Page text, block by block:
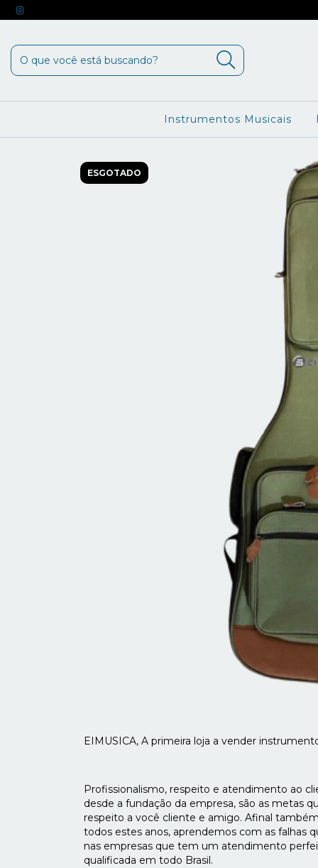
Instrumentos Musicais
ESGOTADO
EIMUSICA, A primeira loja a vender
Profissionalismo, respeito e atendimento ao
desde a fundação da empresa, são as metas
respeito a você cliente e amigo. Afinal
todos estes anos, aprendemos com as falhas
nas empresas que tem um atendimento
qualificada em todo Brasil.